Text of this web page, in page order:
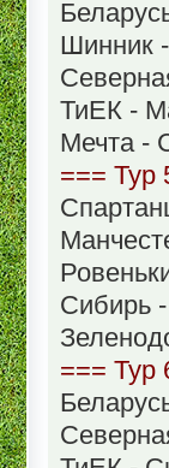
Шинник
ТиЕК -
Мечта -
=== Тур
Сибирь
=== Тур